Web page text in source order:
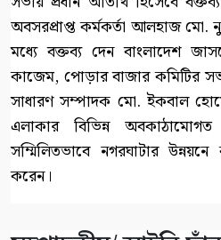
অবসরপ্রাপ্ত কর্মকর্তা আলহাজ মো.
মধ্যে বক্তব্য দেন বাংলাদেশ
কাজেম, পোড়ার বাজার কমিটির
সাধারণ সম্পাদক মো. ইকবাল
এলাকার বিভিন্ন
সম্মিলিতভাবে নগরঘাটার
করেন।